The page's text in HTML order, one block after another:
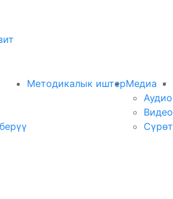
Методикалык иштерМедиа
Аудио
Видео
Сүрөт